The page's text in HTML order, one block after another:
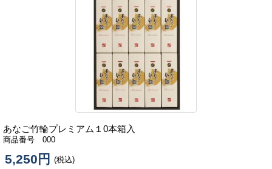
あなご竹輪プレミアム１0本箱入
商品番号 000
5,250円 (税込)